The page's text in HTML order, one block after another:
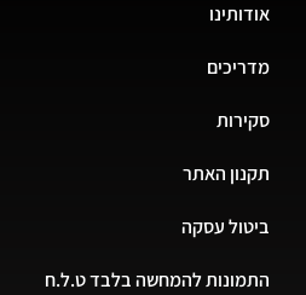
אודותינו
מדריכים
סקירות
תקנון האתר
ביטול עסקה
התמונות להמחשה בלבד ט.ל.ח